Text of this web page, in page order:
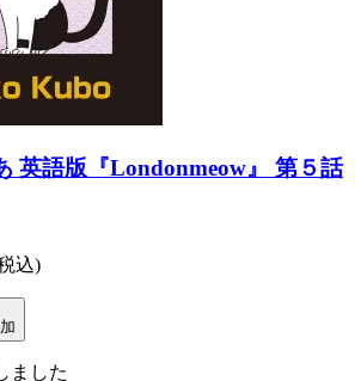
英語版『Londonmeow』 第５話
込)
ました